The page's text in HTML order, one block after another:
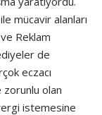
mücavir alanları
Reklam
de
eczacı
olan
istemesine